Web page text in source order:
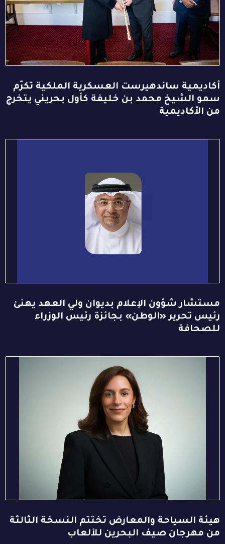
أكاديمية ساندهيرست العسكرية الملكية تكرّم
سمو الشيخ محمد بن خليفة كأول بحريني يتخرج
من الأكاديمية
مستشار شؤون الإعلام بديوان ولي العهد يهنئ
رئيس تحرير «الوطن» بجائزة رئيس الوزراء
للصحافة
هيئة السياحة والمعارض تختتم النسخة الثالثة
من مهرجان صيف البحرين للألعاب